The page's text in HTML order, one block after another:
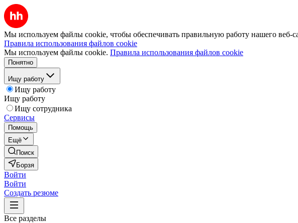
Мы используем файлы cookie, чтобы обеспечивать правильную работу нашего веб-
Правила использования файлов cookie
Мы используем файлы cookie. Правила использования файлов cookie
Понятно
Ищу работу
Ищу работу
Ищу работу
Ищу сотрудника
Сервисы
Помощь
Ещё
Поиск
Борзя
Войти
Войти
Создать резюме
Все разделы